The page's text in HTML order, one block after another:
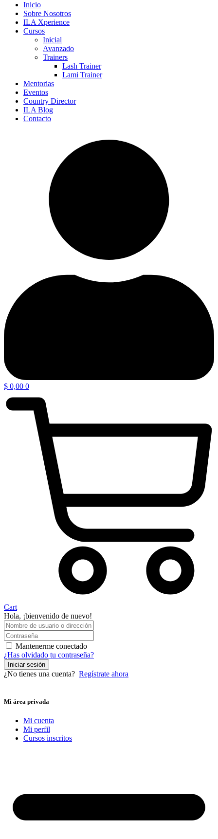
Inicio
Sobre Nosotros
ILA Xperience
Cursos
Inicial
Avanzado
Trainers
Lash Trainer
Lami Trainer
Mentorias
Eventos
Country Director
ILA Blog
Contacto
$ 0,00 0
Cart
Hola, ¡bienvenido de nuevo!
Mantenerme conectado
¿Has olvidado tu contraseña?
Iniciar sesión
¿No tienes una cuenta? Regístrate ahora
Mi área privada
Mi cuenta
Mi perfil
Cursos inscritos